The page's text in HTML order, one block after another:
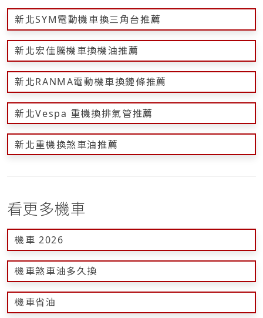
新北SYM電動機車換三角台推薦
新北宏佳騰機車換機油推薦
新北RANMA電動機車換鏈條推薦
新北Vespa 重機換排氣管推薦
新北重機換煞車油推薦
看更多機車
機車 2026
機車煞車油多久換
機車省油